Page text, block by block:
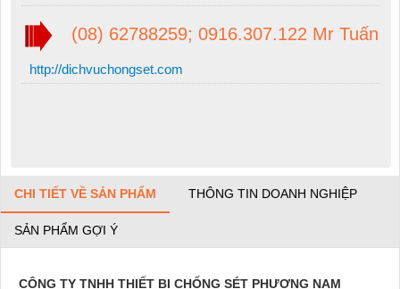
(08) 62788259; 0916.307.122 Mr Tuấn
http://dichvuchongset.com
CHI TIẾT VỀ SẢN PHẨM THÔNG TIN DOANH NGHIỆP
SẢN PHẨM GỢI Ý
CÔNG TY TNHH THIẾT BỊ CHỐNG SÉT PHƯƠNG NAM